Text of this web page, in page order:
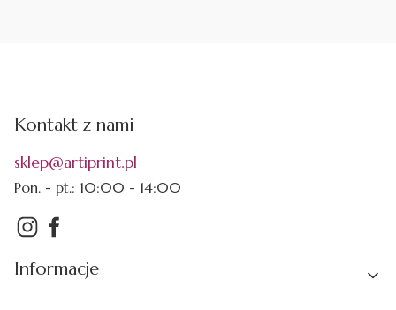
Kontakt z nami
sklep@artiprint.pl
Pon. - pt.: 10:00 - 14:00
Linki w stopce
Informacje